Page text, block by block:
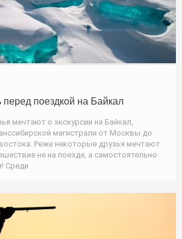
перед поездкой на Байкал
мечтают о экскурсии на Байкал,
магистрали от Москвы до
Реже некоторые друзья мечтают
не на поезде, а самостоятельно
Среди